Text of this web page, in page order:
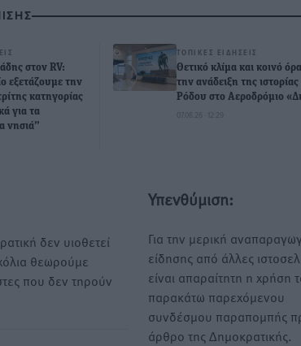
στον RV:
εξετάζουμε την
κατηγορίας
για τα
νησιά”
ΤΟΠΙΚΈΣ ΕΙΔΉΣΕΙΣ
Θετικό κλίμα και κοινό
την ανάδειξη της ιστορίας
Ρόδου στο Αεροδρόμιο
07.08.26 · 12:29
δεν υιοθετεί
θεωρούμε
που δεν τηρούν
Υπενθύμιση:
Για την μερική
είδησης από άλλες
είναι απαραίτητη η χρήση
παρακάτω παρεχόμενου
συνδέσμου παραπομπής
άρθρο της Δημοκρατικής.